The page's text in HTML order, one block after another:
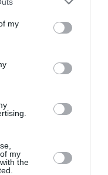
my
my
the
şi Trentino
şi diplomatic
Guvernului
în mod corect și
sociale și
cetățeni în